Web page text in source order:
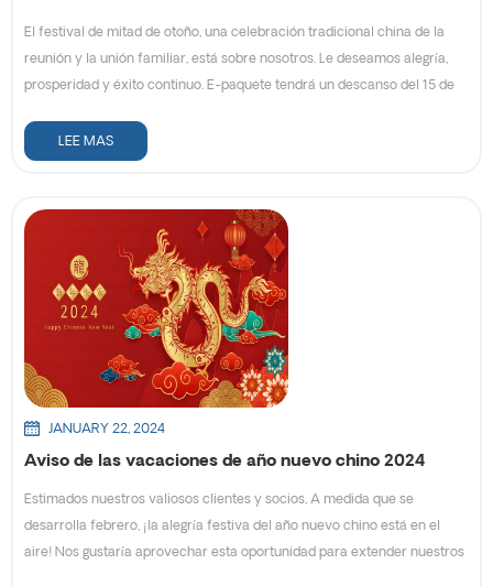
El festival de mitad de otoño, una celebración tradicional china de la
reunión y la unión familiar, está sobre nosotros. Le deseamos alegría,
prosperidad y éxito continuo. E-paquete tendrá un descanso del 15 de
trabajar el 18 de septiembre. Durante las vacaciones, se aceptan
pedidos, los envíos no se organizan . Si tiene algún problema urgente,
info@easypacktech.com Si tiene alguna pregunta, no dude en
contáctenos , estaremos encantados de servir
LEE MAS
JANUARY 22, 2024
Aviso de las vacaciones de año nuevo chino 2024
Estimados nuestros valiosos clientes y socios, A medida que se
desarrolla febrero, ¡la alegría festiva del año nuevo chino está en el
aire! Nos gustaría aprovechar esta oportunidad para extender nuestros